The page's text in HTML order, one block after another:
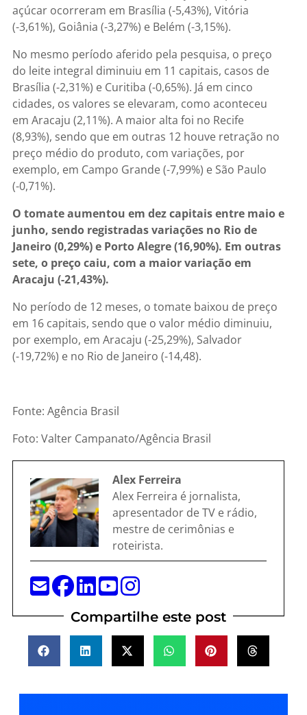
açúcar ocorreram em Brasília (-5,43%), Vitória
(-3,61%), Goiânia (-3,27%) e Belém (-3,15%).
No mesmo período aferido pela pesquisa, o preço
do leite integral diminuiu em 11 capitais, casos de
Brasília (-2,31%) e Curitiba (-0,65%). Já em cinco
cidades, os valores se elevaram, como aconteceu
em Aracaju (2,11%). A maior alta foi no Recife
(8,93%), sendo que em outras 12 houve retração no
preço médio do produto, com variações, por
exemplo, em Campo Grande (-7,99%) e São Paulo
(-0,71%).
O tomate aumentou em dez capitais entre maio e
junho, sendo registradas variações no Rio de
Janeiro (0,29%) e Porto Alegre (16,90%). Em outras
sete, o preço caiu, com a maior variação em
Aracaju (-21,43%).
No período de 12 meses, o tomate baixou de preço
em 16 capitais, sendo que o valor médio diminuiu,
por exemplo, em Aracaju (-25,29%), Salvador
(-19,72%) e no Rio de Janeiro (-14,48).
Fonte: Agência Brasil
Foto: Valter Campanato/Agência Brasil
Alex Ferreira
Alex Ferreira é jornalista,
apresentador de TV e rádio,
mestre de cerimônias e
roteirista.
Compartilhe este post